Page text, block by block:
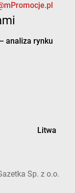
analiza rynku
Litwa
Sp. z o.o.